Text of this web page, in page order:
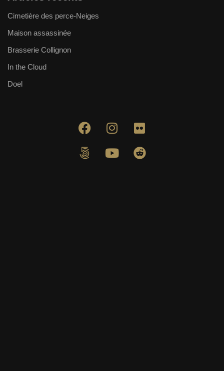
Cimetière des perce-Neiges
Maison assassinée
Brasserie Collignon
In the Cloud
Doel